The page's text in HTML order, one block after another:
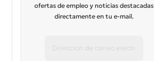
ofertas de empleo y noticias destacadas
directamente en tu e-mail.